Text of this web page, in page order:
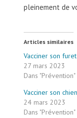
pleinement de
Articles similaires
Vacciner son furet
27 mars 2023
Dans "Prévention"
Vacciner son chien
24 mars 2023
Dans "Prévention"